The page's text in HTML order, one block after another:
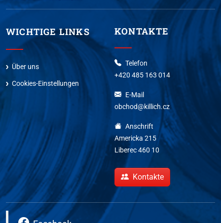
WICHTIGE LINKS
Über uns
Cookies-Einstellungen
KONTAKTE
Telefon
+420 485 163 014
E-Mail
obchod@killich.cz
Anschrift
Americka 215
Liberec 460 10
Kontakte